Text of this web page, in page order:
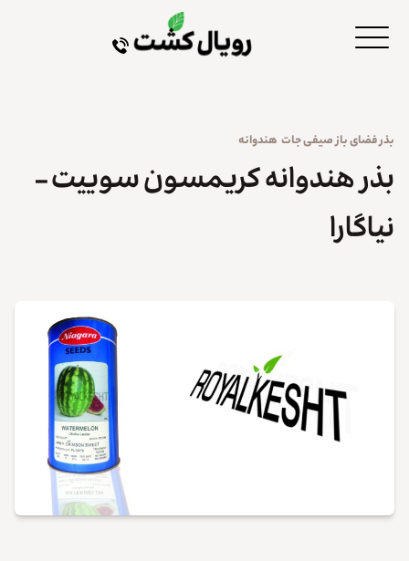
بذرفضای بازصیفی جات هندوانه
بذر هندوانه کریمسون سوییت –
نیاگارا